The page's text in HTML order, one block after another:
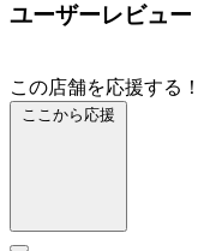
ユーザーレビュー
この店舗を応援する！
ここから応援